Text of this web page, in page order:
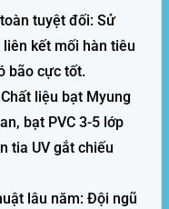
tuyệt đối: Sử
kết mối hàn tiêu
bão cực tốt.
Chất liệu bạt Myung
bạt PVC 3-5 lớp
tia UV gắt chiếu
lâu năm: Đội ngũ